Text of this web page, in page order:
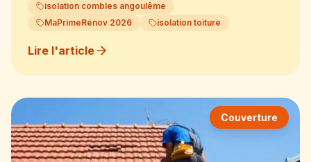
isolation combles angoulême
MaPrimeRénov 2026
isolation toiture
Lire l'article
Couverture